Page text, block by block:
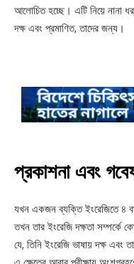
আলোচিত হচ্ছে। এটি নিয়ে নানা
দক্ষ এবং প্রমাণিত, তাদের জন্য।
প্রকাশনা এবং
যখন একজন ব্যক্তি ইংরেজিতে ৪
তখন তার ইংরেজি দক্ষতা সম্পর্কে
যে, তিনি ইংরেজি ভাষায় দক্ষ